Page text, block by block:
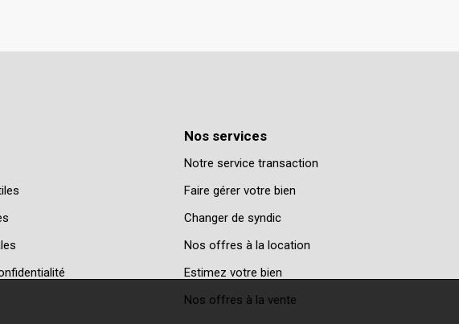
Nos services
Notre service transaction
Faire gérer votre bien
Changer de syndic
Nos offres à la location
Estimez votre bien
Nos offres à la vente